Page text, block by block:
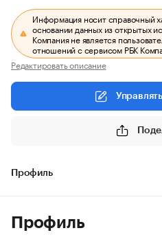
Информация носит справочный
основании данных из открытых
Компания не является
отношений с сервисом РБК
Редактировать описание
Профиль
Профиль